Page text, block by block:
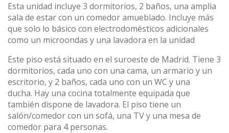
Esta unidad incluye 3 dormitorios, 2 baños, una amplia
sala de estar con un comedor amueblado. Incluye más
que solo lo básico con electrodomésticos adicionales
como un microondas y una lavadora en la unidad
Este piso está situado en el suroeste de Madrid. Tiene 3
dormitorios, cada uno con una cama, un armario y un
escritorio, y 2 baños, cada uno con un WC y una
ducha. Hay una cocina totalmente equipada que
también dispone de lavadora. El piso tiene un
salón/comedor con un sofá, una TV y una mesa de
comedor para 4 personas.